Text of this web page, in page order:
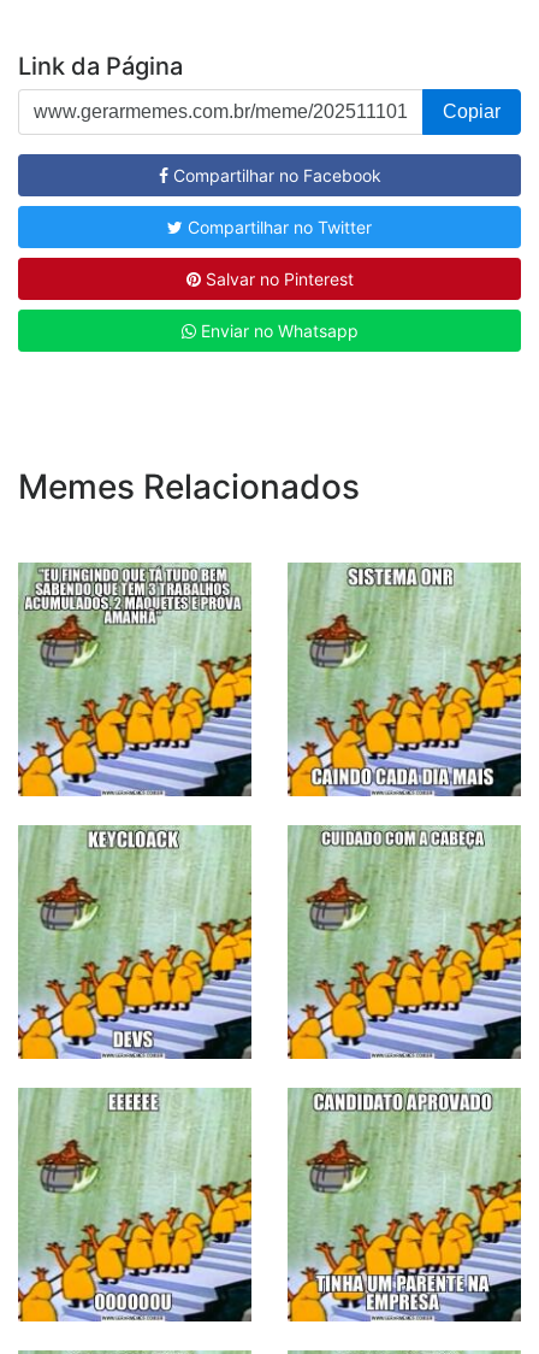
Link da Página
Copiar
Compartilhar no Facebook
Compartilhar no Twitter
Salvar no Pinterest
Enviar no Whatsapp
Memes Relacionados